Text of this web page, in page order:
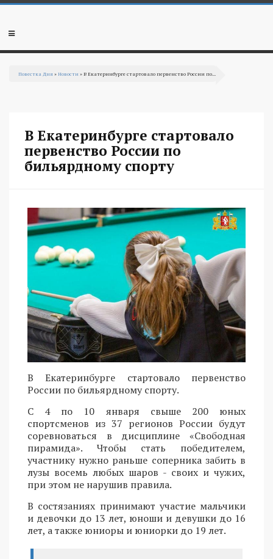
Перейти к основному содержанию
Мобильное
Повестка Дня »Новости » В Екатеринбурге стартовало первенство России по...
В Екатеринбурге стартовало
первенство России по
бильярдному спорту
В Екатеринбурге стартовало первенство
России по бильярдному спорту.
С 4 по 10 января свыше 200 юных
спортсменов из 37 регионов России будут
соревноваться в дисциплине «Свободная
пирамида». Чтобы стать победителем,
участнику нужно раньше соперника забить в
лузы восемь любых шаров - своих и чужих,
при этом не нарушив правила.
В состязаниях принимают участие мальчики
и девочки до 13 лет, юноши и девушки до 16
лет, а также юниоры и юниорки до 19 лет.